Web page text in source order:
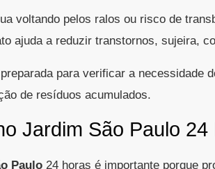
voltando pelos ralos ou risco de
ajuda a reduzir transtornos, sujeira,
para verificar a necessidade
de resíduos acumulados.
Jardim São Paulo 24
Paulo 24 horas é importante porque